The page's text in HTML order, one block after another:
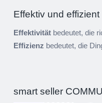
Effektiv und effizient
Effektivität bedeutet, die
Effizienz bedeutet, die
smart seller